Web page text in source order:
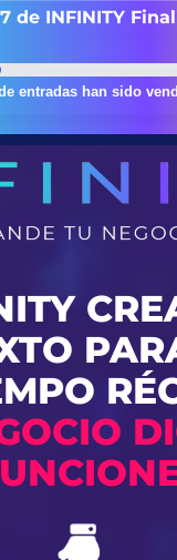
de INFINITY
entradas han sido